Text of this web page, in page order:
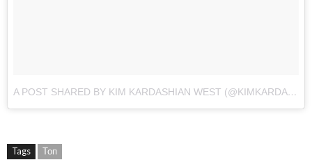
A POST SHARED BY KIM KARDASHIAN WEST (@KIMKARDASHIAN)
Tags Топ